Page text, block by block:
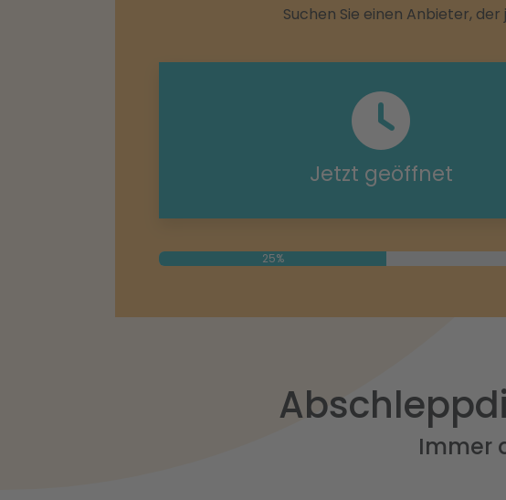
Suchen Sie einen Anbieter,
Jetzt geöffnet
25%
Immer